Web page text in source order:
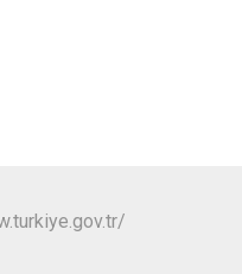
Yığılca